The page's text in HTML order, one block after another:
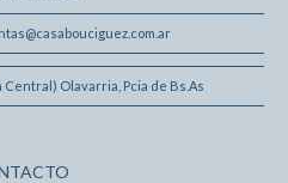
Olavarria, Pcia de Bs.As